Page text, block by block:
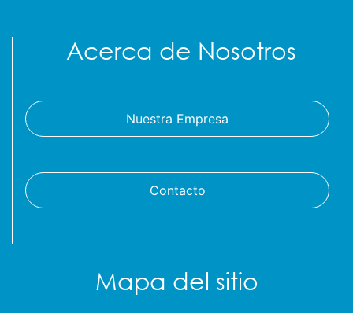
Acerca de Nosotros
Nuestra Empresa
Contacto
Mapa del sitio